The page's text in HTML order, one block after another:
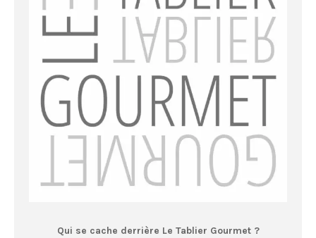
Qui se cache derrière Le Tablier Gourmet ?